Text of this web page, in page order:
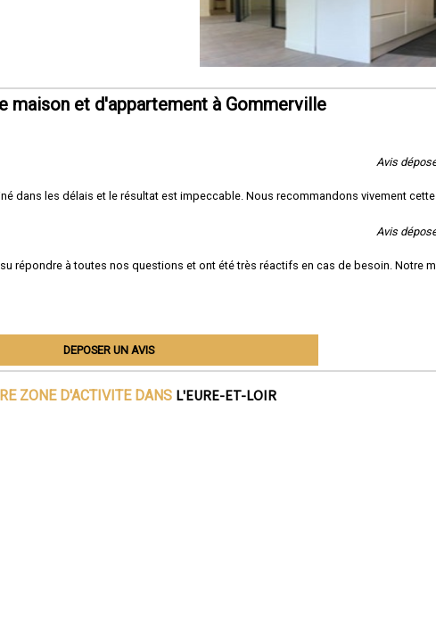
maison et d'appartement à Gommerville
Avis
dans les délais et le résultat est impeccable. Nous recommandons vivement
Avis
répondre à toutes nos questions et ont été très réactifs en cas de besoin. Notre
DEPOSER UN AVIS
ZONE D'ACTIVITE DANS L'EURE-ET-LOIR